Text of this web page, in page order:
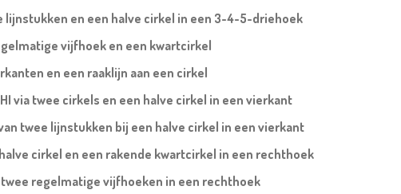
lijnstukken en een halve cirkel in een 3-4-5-driehoek
vijfhoek en een kwartcirkel
en een raaklijn aan een cirkel
via twee cirkels en een halve cirkel in een vierkant
twee lijnstukken bij een halve cirkel in een vierkant
cirkel en een rakende kwartcirkel in een rechthoek
twee regelmatige vijfhoeken in een rechthoek